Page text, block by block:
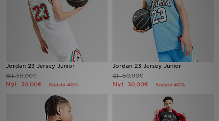
Jordan 23 Jersey Junior
Oli50,00€
Nyt 30,00€ Säästä 40%
Jordan 23 Jersey Junior
Oli50,00€
Nyt 30,00€ Säästä 40%
Suosikit
Tuotemerkit
Inspiroidu
Lataa JD-sovellus